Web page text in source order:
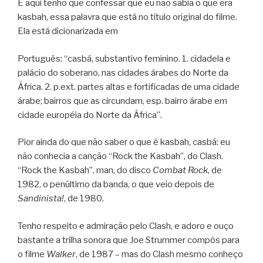
E aqui tenho que confessar que eu não sabia o que era
kasbah, essa palavra que está no título original do filme.
Ela está dicionarizada em
Português: “casbá, substantivo feminino. 1. cidadela e
palácio do soberano, nas cidades árabes do Norte da
África. 2. p.ext. partes altas e fortificadas de uma cidade
árabe; bairros que as circundam, esp. bairro árabe em
cidade européia do Norte da África”.
Pior ainda do que não saber o que é kasbah, casbá: eu
não conhecia a canção “Rock the Kasbah”, do Clash.
“Rock the Kasbah”, man, do disco Combat Rock, de
1982, o penúltimo da banda, o que veio depois de
Sandinista!, de 1980.
Tenho respeito e admiração pelo Clash, e adoro e ouço
bastante a trilha sonora que Joe Strummer compôs para
o filme Walker, de 1987 – mas do Clash mesmo conheço